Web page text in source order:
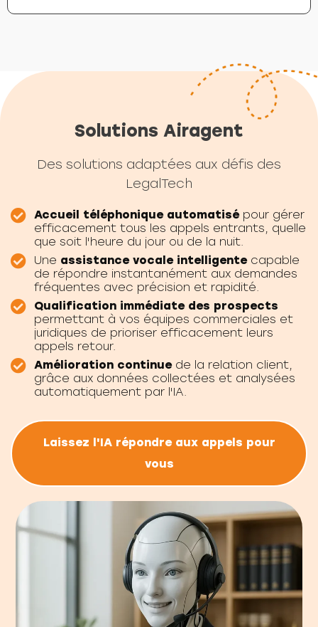
Solutions Airagent
Des solutions adaptées aux défis des
LegalTech
Accueil téléphonique automatisépour gérer
efficacement tous les appels entrants, quelle
que soit l'heure du jour ou de la nuit.
Une assistance vocale intelligentecapable
de répondre instantanément aux demandes
fréquentes avec précision et rapidité.
Qualification immédiate des prospects
permettant à vos équipes commerciales et
juridiques de prioriser efficacement leurs
appels retour.
Amélioration continuede la relation client,
grâce aux données collectées et analysées
automatiquement par l'IA.
Laissez l'IA répondre aux appels pour
vous